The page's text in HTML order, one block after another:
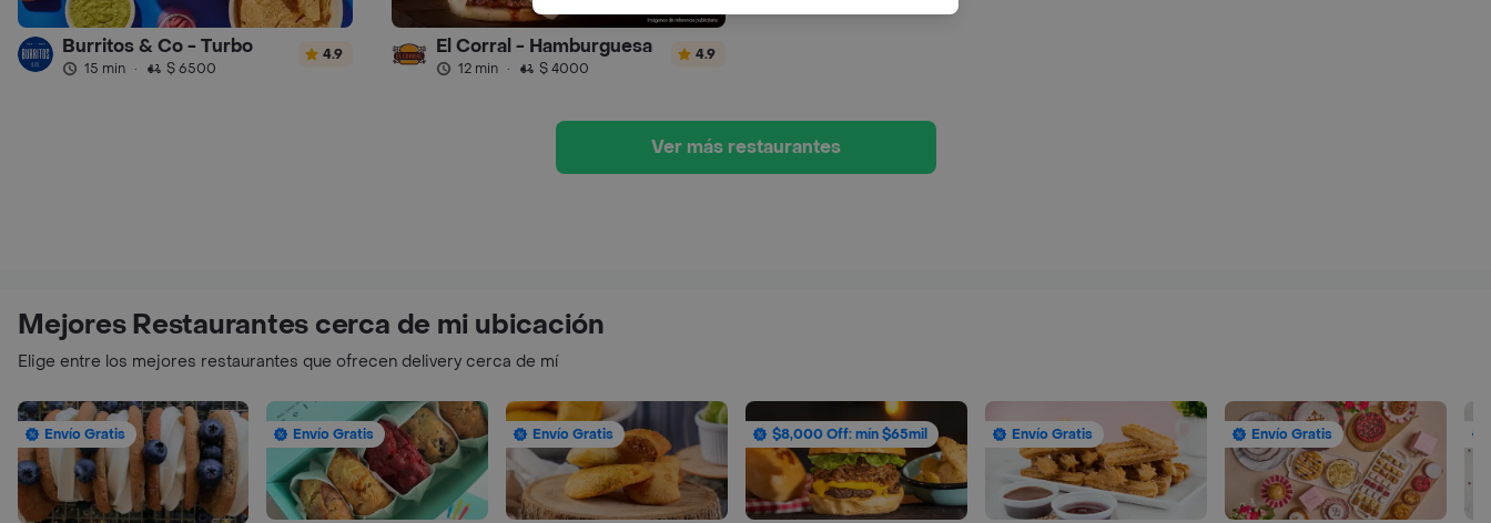
Burritos & Co - Turbo
15 min · $ 6500
4.9 El Corral - Hamburguesa
12 min · $ 4000
4.9
Ver más restaurantes
Mejores Restaurantes cerca de mi ubicación
Elige entre los mejores restaurantes que ofrecen delivery cerca de mí
Envío Gratis Envío Gratis Envío Gratis $8,000 Off: mín $65mil Envío Gratis Envío Gratis